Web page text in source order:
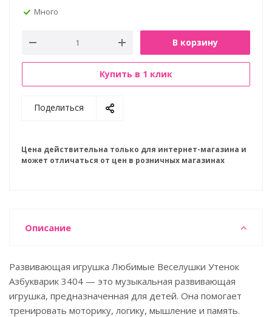
Много
В корзину
Купить в 1 клик
Поделиться
Цена действительна только для интернет-магазина и
может отличаться от цен в розничных магазинах
Описание
Развивающая игрушка Любимые Веселушки Утенок
Азбукварик 3404 — это музыкальная развивающая
игрушка, предназначенная для детей. Она помогает
тренировать моторику, логику, мышление и память.